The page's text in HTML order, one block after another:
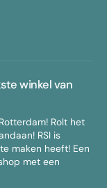
winkel van
Rolt het
RSI is
maken heeft! Een
met een